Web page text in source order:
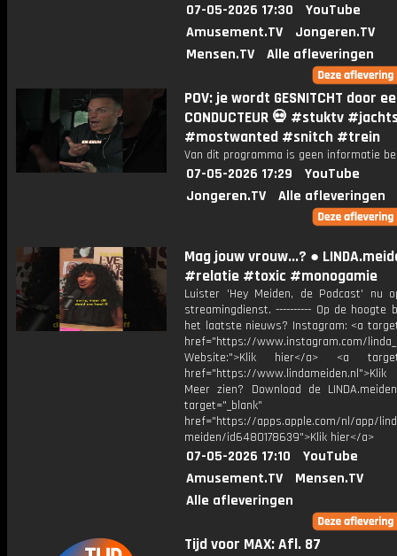
07-05-2026 17:30
YouTube
Amusement.TV
Jongeren.TV
Mensen.TV
Alle afleveringen
POV: je wordt GESNITCHT door
CONDUCTEUR 💀 #stuktv
#mostwanted #snitch #trein
Van dit programma is geen informatie
07-05-2026 17:29
YouTube
Jongeren.TV
Alle afleveringen
Mag jouw vrouw...? ●
#relatie #toxic #monogamie
Luister 'Hey Meiden, de Podcast' nu
streamingdienst. ---------- Op de hoogte
het laatste nieuws? Instagram: <a
href="https://www.instagram.com/
Website:">Klik hier</a> <a
href="https://
Meer zien? Download de
target="_blank"
href="https://apps.apple.com/nl/app/
meiden/id6480178639">Klik hier</a>
07-05-2026 17:10
YouTube
Amusement.TV
Mensen.TV
Alle afleveringen
Tijd voor MAX: Afl. 87